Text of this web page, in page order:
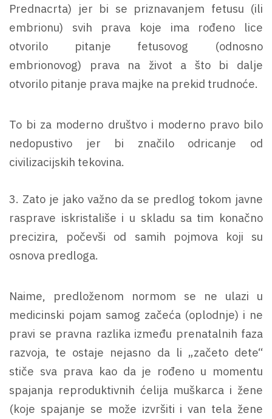
Prednacrta) jer bi se priznavanjem fetusu (ili
embrionu) svih prava koje ima rođeno lice
otvorilo pitanje fetusovog (odnosno
embrionovog) prava na život a što bi dalje
otvorilo pitanje prava majke na prekid trudnoće.
To bi za moderno društvo i moderno pravo bilo
nedopustivo jer bi značilo odricanje od
civilizacijskih tekovina.
3. Zato je jako važno da se predlog tokom javne
rasprave iskristališe i u skladu sa tim konačno
precizira, počevši od samih pojmova koji su
osnova predloga.
Naime, predloženom normom se ne ulazi u
medicinski pojam samog začeća (oplodnje) i ne
pravi se pravna razlika između prenatalnih faza
razvoja, te ostaje nejasno da li „začeto dete“
stiče sva prava kao da je rođeno u momentu
spajanja reproduktivnih ćelija muškarca i žene
(koje spajanje se može izvršiti i van tela žene